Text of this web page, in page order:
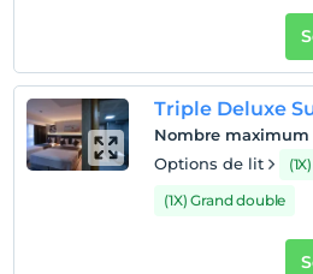
Triple Deluxe
Nombre maximum
Options de lit
(1X) Grand double